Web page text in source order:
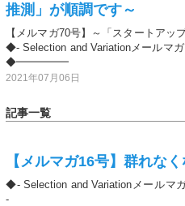
推測」が順調です～
【メルマガ70号】～「スタートアッ
◆- Selection and Variationメールマ
◆━━━━━
2021年07月06日
記事一覧
【メルマガ16号】群れな
◆- Selection and Variationメールマ
-